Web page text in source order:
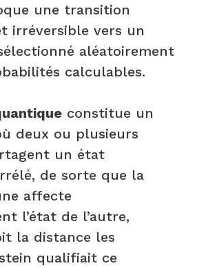
une transition
irréversible vers un
aléatoirement
calculables.
constitue un
deux ou plusieurs
un état
de sorte que la
affecte
l’état de l’autre,
la distance les
qualifiait ce